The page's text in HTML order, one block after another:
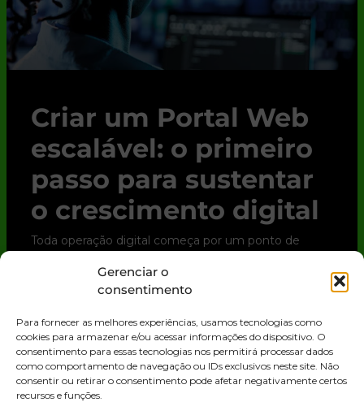
Gerenciar o
consentimento
Para fornecer as melhores experiências, usamos tecnologias como
cookies para armazenar e/ou acessar informações do dispositivo. O
consentimento para essas tecnologias nos permitirá processar dados
como comportamento de navegação ou IDs exclusivos neste site. Não
consentir ou retirar o consentimento pode afetar negativamente certos
recursos e funções.
Criar um Portal Web
escalável: o primeiro
passo para sustentar
o crescimento digital
Toda operação digital começa por um ponto de
interno, esse ponto quase sempre é o Portal Web.
Trata-se de uma solução digital que
LEIA MAIS »